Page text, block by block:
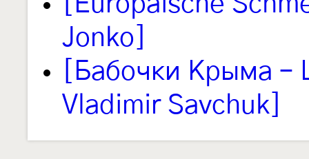
Jonko]
[Бабочки Крыма –
Vladimir Savchuk]